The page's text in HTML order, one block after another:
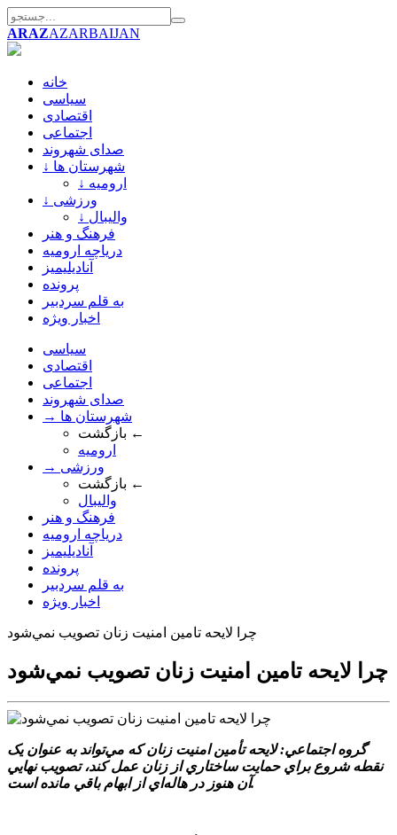
ARAZAZARBAIJAN
خانه
سیاسی
اقتصادی
اجتماعی
صدای شهروند
↓ شهرستان ها
↓ ارومیه
↓ ورزشی
↓ والیبال
فرهنگ و هنر
دریاچه ارومیه
آنادیلیمیز
پرونده
به قلم سردبیر
اخبار ویژه
سیاسی
اقتصادی
اجتماعی
صدای شهروند
→ شهرستان ها
بازگشت ←
ارومیه
→ ورزشی
بازگشت ←
والیبال
فرهنگ و هنر
دریاچه ارومیه
آنادیلیمیز
پرونده
به قلم سردبیر
اخبار ویژه
چرا لايحه تامين امنيت زنان تصويب نمي‌شود
چرا لايحه تامين امنيت زنان تصويب نمي‌شود
گروه اجتماعي: لايحه تأمين امنيت زنان که مي‌تواند به عنوان يک
نقطه شروع براي حمايت ساختاري از زنان عمل کند، تصويب نهايي
آن هنوز در هاله‌اي از ابهام باقي مانده است.